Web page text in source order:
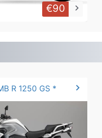
€90 keyboard_arrow_right
R 1250 GS * chevron_right